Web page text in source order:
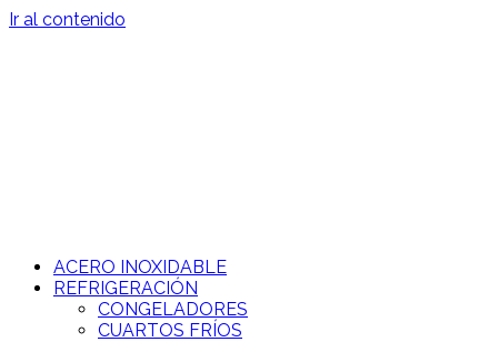
Ir al contenido
ACERO INOXIDABLE
REFRIGERACIÓN
CONGELADORES
CUARTOS FRÍOS